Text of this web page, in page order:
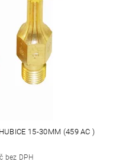
15-30MM (459 AC )
bez DPH